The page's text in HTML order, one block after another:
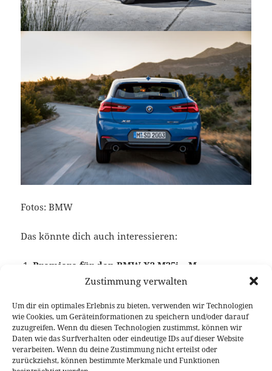
Zustimmung verwalten
Um dir ein optimales Erlebnis zu bieten, verwenden wir Technologien
wie Cookies, um Geräteinformationen zu speichern und/oder darauf
zuzugreifen. Wenn du diesen Technologien zustimmst, können wir
Daten wie das Surfverhalten oder eindeutige IDs auf dieser Website
verarbeiten. Wenn du deine Zustimmung nicht erteilst oder
zurückziehst, können bestimmte Merkmale und Funktionen
Fotos: BMW
Das könnte dich auch interessieren:
Premiere für den BMW X2 M35i – M
Performance Modell des F39
Veröffentlicht
am
25. Oktober 2017 Autor
Fabian Meßner Kategorien
News Schlagwörter
BMW,
BMW X2,Crossover